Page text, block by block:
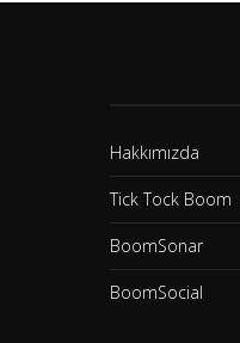
Hakkımızda
Tick Tock Boom
BoomSonar
BoomSocial